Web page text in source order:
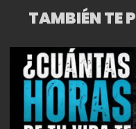
TAMBIÉN TE